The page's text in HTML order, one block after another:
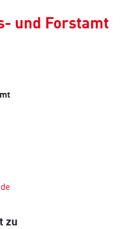
und Forstamt
zu